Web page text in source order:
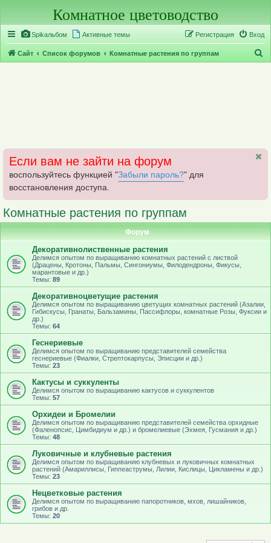
Комнатное цветоводство
Spikальбом Активные темы Вход
Регистрация
Сайт Список форумов Комнатные растения по группам
Если вам не зайти на форум
воспользуйтесь функцией "Забыли пароль?" для
восстановления доступа.
Комнатные растения по группам
Форум
Декоративнолиственные растения
Делимся опытом по выращиванию комнатных растений с листвой
(Драцены, Кротоны, Пальмы, Сингониумы, Филодендроны, Фикусы,
марантовые и др.)
Темы: 89
Декоративноцветущие растения
Делимся опытом по выращиванию цветущих комнатных растений (Азалии,
Гибискусы, Гранаты, Бальзамины, Пассифлоры, комнатные Розы, Фуксии и
др.)
Темы: 64
Геснериевые
Делимся опытом по выращиванию представителей семейства
геснериевые (Фиалки, Стрептокарпусы, Эписции и др.)
Темы: 23
Кактусы и суккуленты
Делимся опытом по выращиванию кактусов и суккулентов
Темы: 57
Орхидеи и Бромелии
Делимся опытом по выращиванию представителей семейства орхидные
(Фаленопсис, Цимбидиум и др.) и бромелиевые (Эхмея, Гусмания и др.)
Темы: 48
Луковичные и клубневые растения
Делимся опытом по выращиванию клубневых и луковичных комнатных
растений (Амариллисы, Гиппеаструмы, Лилии, Кислицы, Цикламены и др.)
Темы: 23
Нецветковые растения
Делимся опытом по выращиванию папоротников, мхов, лишайников,
грибов и др.
Темы: 20